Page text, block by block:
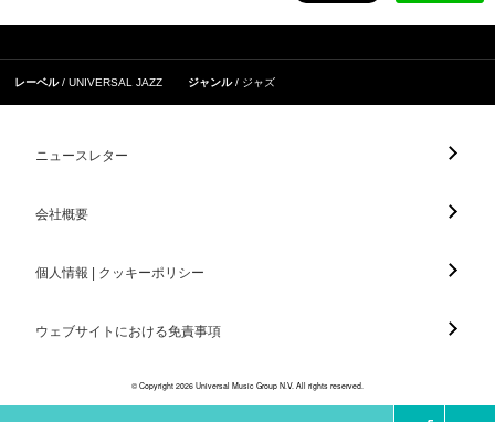
レーベル UNIVERSAL JAZZ ジャンル ジャズ
ニュースレター
会社概要
個人情報 | クッキーポリシー
ウェブサイトにおける免責事項
© Copyright 2026 Universal Music Group N.V. All rights reserved.